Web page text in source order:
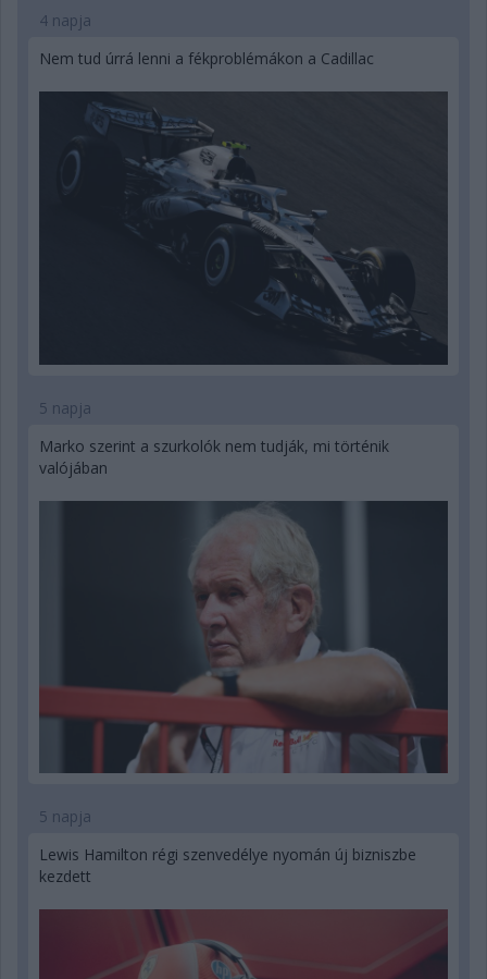
4 napja
Nem tud úrrá lenni a fékproblémákon a Cadillac
5 napja
Marko szerint a szurkolók nem tudják, mi történik
valójában
5 napja
Lewis Hamilton régi szenvedélye nyomán új bizniszbe
kezdett